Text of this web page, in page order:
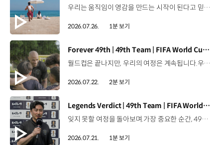
우리는 움직임이 영감을 만드는 시작이 된다고 믿습니다. 기아만의 Movement로 당신의 일상에 영감을 더해줄 2026 Kia Collection을 만나보세요. Designed to move you. Kia Collection 자세히 보기 ▶ #Kia #기아 #KiaCollection #기아컬렉션 #Designedtomoveyou #lifestyle
2026.07.26. 1분 보기
[동영상]
Forever 49th | 49th Team | FIFA World Cup 2026™
월드컵은 끝나지만, 우리의 여정은 계속됩니다.우리는 영원한 49번째 팀입니다. 자세히 보기 ▶ #Kia #InspirationConnectsUsAll #49thTeam #OMBC #FIFAWorldCup2026 유튜브 쇼츠 보기 >
2026.07.22. 2분 보기
[동영상]
Legends Verdict | 49th Team | FIFA World Cup 2026™
잊지 못할 여정을 돌아보며.가장 중요한 순간, 49번째 팀이 공을 건네며 완벽하게 임무를 해낸 그 순간을 함께 돌아봅니다. 자세히 보기 ▶ #Kia #InspirationConnectsUsAll #49thTeam #OMBC #FIFAWorldCup2026 유튜브 쇼츠 보기 >
2026.07.21. 1분 보기